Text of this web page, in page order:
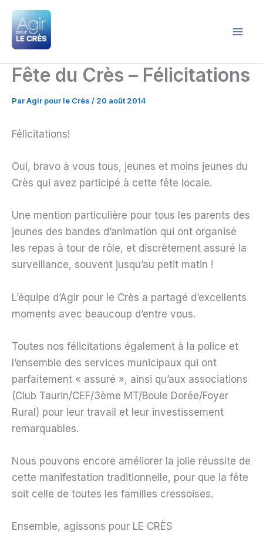
Aller
contenu
Fête du Crès – Félicitations
ParAgir pour le Crès / 20 août 2014
Félicitations!
Oui, bravo à vous tous, jeunes et moins jeunes du
Crès qui avez participé à cette fête locale.
Une mention particulière pour tous les parents des
jeunes des bandes d’animation qui ont organisé
les repas à tour de rôle, et discrètement assuré la
surveillance, souvent jusqu’au petit matin !
L’équipe d’Agir pour le Crès a partagé d’excellents
moments avec beaucoup d’entre vous.
Toutes nos félicitations également à la police et
l’ensemble des services municipaux qui ont
parfaitement « assuré », ainsi qu’aux associations
(Club Taurin/CEF/3ème MT/Boule Dorée/Foyer
Rural) pour leur travail et leur investissement
remarquables.
Nous pouvons encore améliorer la jolie réussite de
cette manifestation traditionnelle, pour que la fête
soit celle de toutes les familles cressoises.
Ensemble, agissons pour LE CRÈS